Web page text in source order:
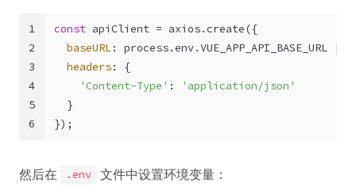
1
2
3
4
5
6
const apiClient = axios.create({
baseURL: process.env.VUE_APP_API_BASE_URL ||
headers: {
'Content-Type' :
'application/json'
  }
});
然后在 .env 文件中设置环境变量：